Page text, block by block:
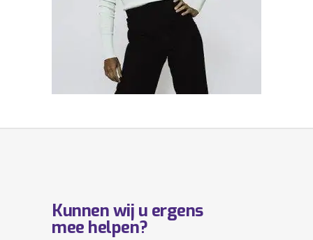
Kunnen wij u ergens
mee helpen?